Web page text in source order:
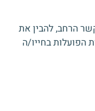
הרחב, להבין את
הפועלות בחייו/ה